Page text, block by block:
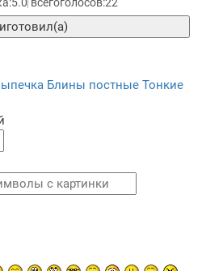
Блины постные Тонкие